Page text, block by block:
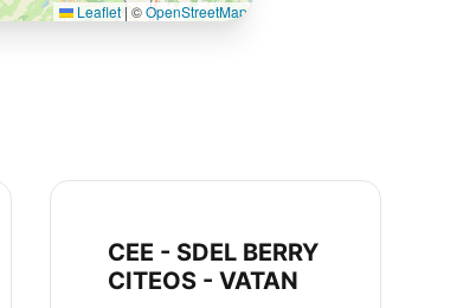
Leaflet | ©OpenStreetMap
CEE - SDEL BERRY
CITEOS - VATAN